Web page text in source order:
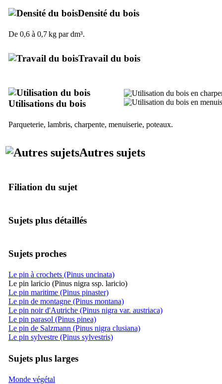
Densité du bois
De 0,6 à 0,7 kg par dm³.
Travail du bois
Utilisations du bois
Parqueterie, lambris, charpente, menuiserie, poteaux.
Autres sujets
Filiation du sujet
Sujets plus détaillés
Sujets proches
Le pin à crochets (Pinus uncinata)
Le pin laricio (Pinus nigra ssp. laricio)
Le pin maritime (Pinus pinaster)
Le pin de montagne (Pinus montana)
Le pin noir d'Autriche (Pinus nigra var. austriaca)
Le pin parasol (Pinus pinea)
Le pin de Salzmann (Pinus nigra clusiana)
Le pin sylvestre (Pinus sylvestris)
Sujets plus larges
Monde végétal